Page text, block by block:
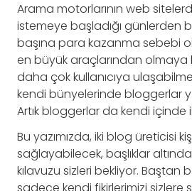
Arama motorlarının web
istemeye başladığı günlerden
başına para kazanma sebebi
en büyük araçlarından olmaya
daha çok kullanıcıya
kendi bünyelerinde bloggerlar
Artık bloggerlar da kendi içinde
Bu yazımızda, iki blog üreticisi
sağlayabilecek, başlıklar
kılavuzu sizleri bekliyor. Baştan